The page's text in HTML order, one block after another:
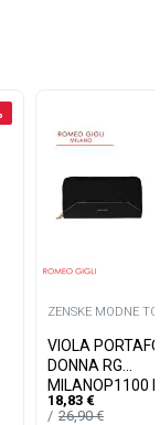
ZENSKE MODNE
VIOLA
DONNA RG
MILANOP1100
18,83 €
26,90€